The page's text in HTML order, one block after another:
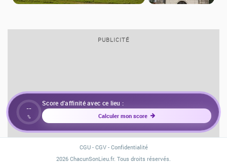
PUBLICITÉ
--
%
Score d'affinité avec ce lieu :
Calculer mon score
CGU- CGV- Confidentialité
2026 ChacunSonLieu.fr. Tous droits réservés.